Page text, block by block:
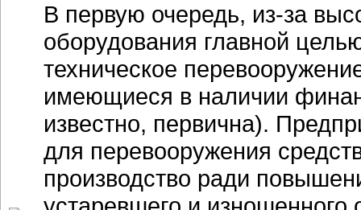
В первую очередь, из-за
оборудования главной
техническое
имеющиеся в наличии
известно, первична).
для перевооружения
производство ради